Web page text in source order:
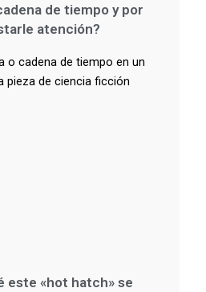
de tiempo y por
atención?
o cadena de tiempo en un
pieza de ciencia ficción
este «hot hatch» se